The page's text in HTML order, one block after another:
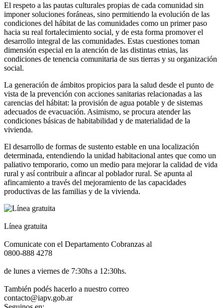
El respeto a las pautas culturales propias de cada comunidad sin
imponer soluciones foráneas, sino permitiendo la evolución de las
condiciones del hábitat de las comunidades como un primer paso
hacia su real fortalecimiento social, y de esta forma promover el
desarrollo integral de las comunidades. Estas cuestiones toman
dimensión especial en la atención de las distintas etnias, las
condiciones de tenencia comunitaria de sus tierras y su organización
social.
La generación de ámbitos propicios para la salud desde el punto de
vista de la prevención con acciones sanitarias relacionadas a las
carencias del hábitat: la provisión de agua potable y de sistemas
adecuados de evacuación. Asimismo, se procura atender las
condiciones básicas de habitabilidad y de materialidad de la
vivienda.
El desarrollo de formas de sustento estable en una localización
determinada, entendiendo la unidad habitacional antes que como un
paliativo temporario, como un medio para mejorar la calidad de vida
rural y así contribuir a afincar al poblador rural. Se apunta al
afincamiento a través del mejoramiento de las capacidades
productivas de las familias y de la vivienda.
Línea gratuita
Comunicate con el Departamento Cobranzas al
0800-888 4278
de lunes a viernes de 7:30hs a 12:30hs.
También podés hacerlo a nuestro correo
contacto@iapv.gob.ar